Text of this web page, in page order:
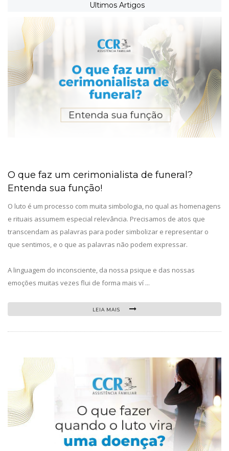
Ultimos Artigos
O que faz um cerimonialista de funeral?
Entenda sua função!
O luto é um processo com muita simbologia, no qual as homenagens
e rituais assumem especial relevância. Precisamos de atos que
transcendam as palavras para poder simbolizar e representar o
que sentimos, e o que as palavras não podem expressar.
A linguagem do inconsciente, da nossa psique e das nossas
emoções muitas vezes flui de forma mais ví ...
LEIA MAIS